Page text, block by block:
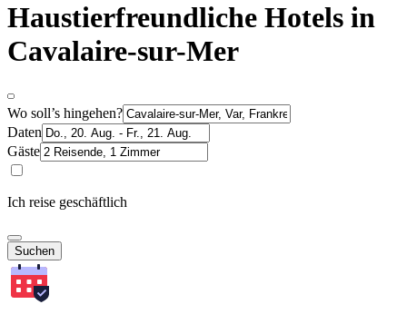
Haustierfreundliche Hotels in
Cavalaire-sur-Mer
Wo soll’s hingehen?
Daten
Gäste
Ich reise geschäftlich
Suchen